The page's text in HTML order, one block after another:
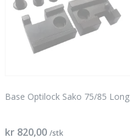
Base Optilock Sako 75/85 Long
kr 820,00 /stk